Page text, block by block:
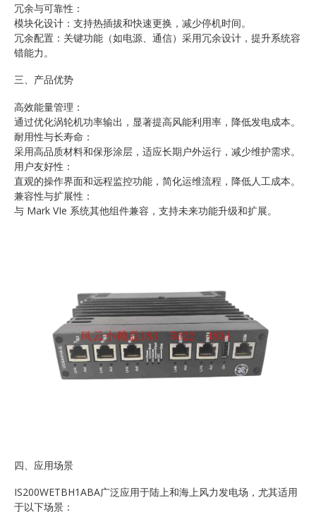
冗余与可靠性：
模块化设计：支持热插拔和快速更换，减少停机时间。
冗余配置：关键功能（如电源、通信）采用冗余设计，提升系统容
错能力。
三、产品优势
高效能量管理：
通过优化涡轮机功率输出，显著提高风能利用率，降低发电成本。
耐用性与长寿命：
采用高品质材料和保形涂层，适应长期户外运行，减少维护需求。
用户友好性：
直观的操作界面和远程监控功能，简化运维流程，降低人工成本。
兼容性与扩展性：
与 Mark VIe 系统其他组件兼容，支持未来功能升级和扩展。
四、应用场景
IS200WETBH1ABA广泛应用于陆上和海上风力发电场，尤其适用
于以下场景：